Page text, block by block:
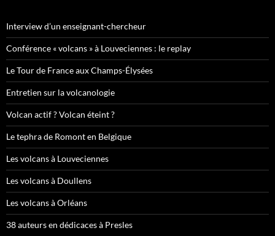
Interview d’un enseignant-chercheur
Conférence « volcans » à Louveciennes : le replay
Le Tour de France aux Champs-Élysées
Entretien sur la volcanologie
Volcan actif ? Volcan éteint ?
Le tephra de Romont en Belgique
Les volcans à Louveciennes
Les volcans à Doullens
Les volcans à Orléans
38 auteurs en dédicaces à Presles